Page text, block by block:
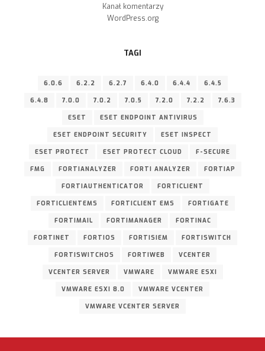
Kanał komentarzy
WordPress.org
TAGI
6.0.6 6.2.2 6.2.7 6.4.0 6.4.4 6.4.5
6.4.8 7.0.0 7.0.2 7.0.5 7.2.0 7.2.2 7.6.3
ESET ESET ENDPOINT ANTIVIRUS
ESET ENDPOINT SECURITY ESET INSPECT
ESET PROTECT ESET PROTECT CLOUD F-SECURE
FMG FORTIANALYZER FORTI ANALYZER FORTIAP
FORTIAUTHENTICATOR FORTICLIENT
FORTICLIENTEMS FORTICLIENT EMS FORTIGATE
FORTIMAIL FORTIMANAGER FORTINAC
FORTINET FORTIOS FORTISIEM FORTISWITCH
FORTISWITCHOS FORTIWEB VCENTER
VCENTER SERVER VMWARE VMWARE ESXI
VMWARE ESXI 8.0 VMWARE VCENTER
VMWARE VCENTER SERVER